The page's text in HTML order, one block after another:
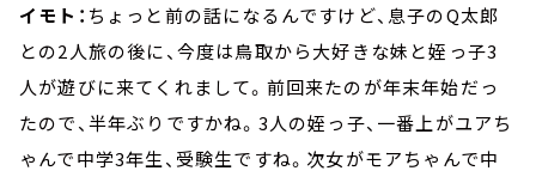
イモト： ちょっと前の話になるんですけど、息子のQ太郎
との2人旅の後に、今度は鳥取から大好きな妹と姪っ子3
人が遊びに来てくれまして。前回来たのが年末年始だっ
たので、半年ぶりですかね。3人の姪っ子、一番上がユアち
ゃんで中学3年生、受験生ですね。次女がモアちゃんで中